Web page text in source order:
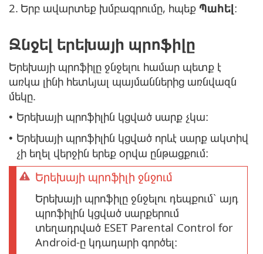
2. Երբ ավարտեք խմբագրումը, հպեք Պահել։
Ջնջել երեխայի պրոֆիլը
Երեխայի պրոֆիլը ջնջելու համար պետք է
առկա լինի հետևյալ պայմաններից առնվազն
մեկը.
• Երեխայի պրոֆիլին կցված սարք չկա։
• Երեխայի պրոֆիլին կցված որևէ սարք ակտիվ
չի եղել վերջին երեք օրվա ընթացքում։
Երեխայի պրոֆիլի ջնջում
Երեխայի պրոֆիլը ջնջելու դեպքում՝ այդ
պրոֆիլին կցված սարքերում
տեղադրված ESET Parental Control for
Android-ը կդադարի գործել։